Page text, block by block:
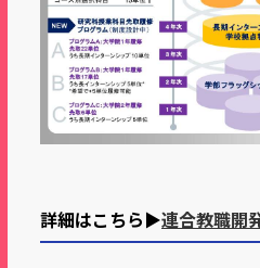
詳細はこちら▶連合教職開